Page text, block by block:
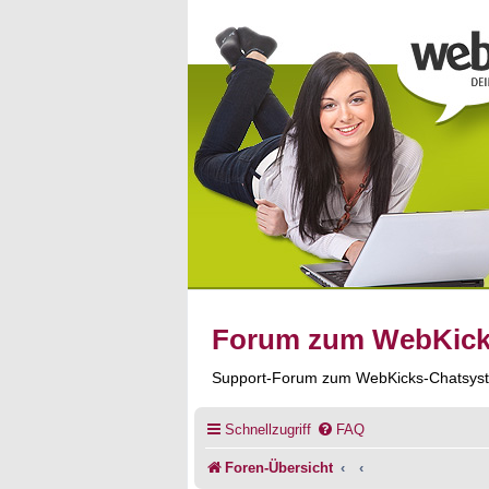
Forum zum
Support-Forum zum WebKicks-
Schnellzugriff FAQ
Foren-Übersicht